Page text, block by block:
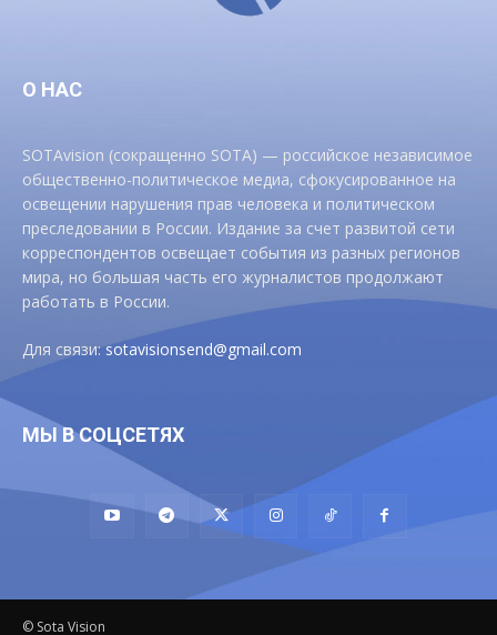
О НАС
SOTAvision (сокращенно SOTA) — российское независимое
общественно-политическое медиа, сфокусированное на
освещении нарушения прав человека и политическом
преследовании в России. Издание за счет развитой сети
корреспондентов освещает события из разных регионов
мира, но большая часть его журналистов продолжают
работать в России.
Для связи:sotavisionsend@gmail.com
МЫ В СОЦСЕТЯХ
© Sota Vision